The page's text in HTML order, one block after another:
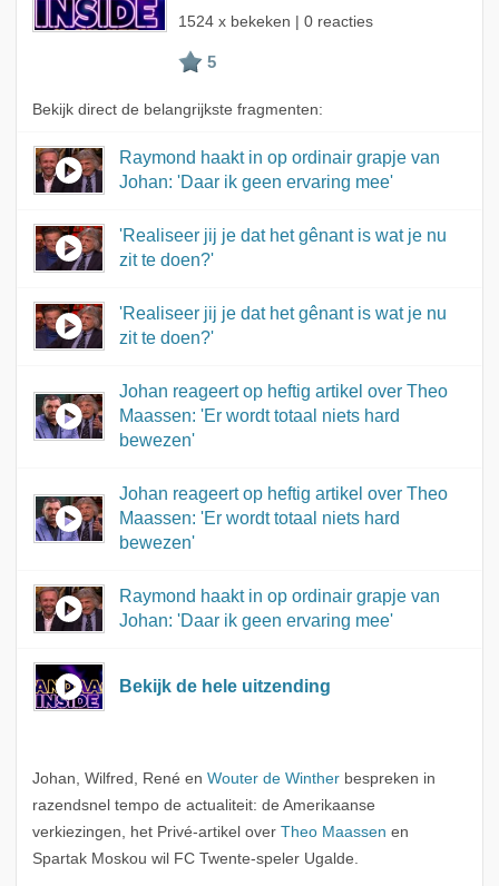
1524 x bekeken | 0 reacties
Bekijk direct de belangrijkste fragmenten:
Raymond haakt in op ordinair grapje van
Johan: 'Daar ik geen ervaring mee'
'Realiseer jij je dat het gênant is wat je nu
zit te doen?'
'Realiseer jij je dat het gênant is wat je nu
zit te doen?'
Johan reageert op heftig artikel over Theo
Maassen: 'Er wordt totaal niets hard
bewezen'
Johan reageert op heftig artikel over Theo
Maassen: 'Er wordt totaal niets hard
bewezen'
Raymond haakt in op ordinair grapje van
Johan: 'Daar ik geen ervaring mee'
Bekijk de hele uitzending
Johan, Wilfred, René en Wouter de Wintherbespreken in
razendsnel tempo de actualiteit: de Amerikaanse
verkiezingen, het Privé-artikel over Theo Maassen en
Spartak Moskou wil FC Twente-speler Ugalde.